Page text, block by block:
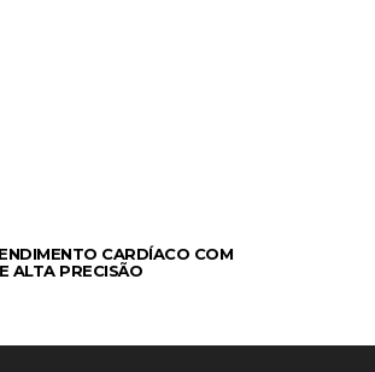
CARDÍACO COM
ALTA PRECISÃO